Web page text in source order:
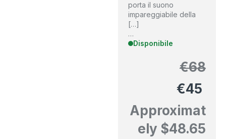
porta il suono
impareggiabile della
[…]
…
Disponibile
€68
€45
Approximat
ely $48.65